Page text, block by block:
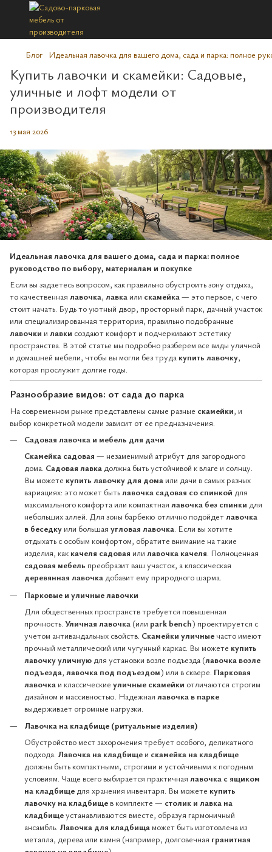
Блог Идеальная лавочка для вашего дома, сада и парка: полное
Купить лавочки и скамейки: Садовые,
уличные и лофт модели от
производителя
13 мая 2026
Идеальная лавочка для вашего дома, сада и парка: полное
руководство по выбору, материалам и покупке
Если вы задаетесь вопросом, как правильно обустроить зону отдыха,
то качественная лавочка, лавка или скамейка— это первое, с чего
стоит начать. Будь то уютный двор, просторный парк, дачный участок
или специализированная территория, правильно подобранные
лавочки и лавки создают комфорт и подчеркивают эстетику
пространства. В этой статье мы подробно разберем все виды уличной
и домашней мебели, чтобы вы могли без труда купить лавочку,
которая прослужит долгие годы.
Разнообразие видов: от сада до парка
На современном рынке представлены самые разные скамейки, и
выбор конкретной модели зависит от ее предназначения.
Садовая лавочка и мебель для дачи
Скамейка садовая — незаменимый атрибут для загородного
дома. Садовая лавка должна быть устойчивой к влаге и солнцу.
Вы можете купить лавочку для дома или дачи в самых разных
вариациях: это может бытьлавочка садовая со спинкой для
максимального комфорта или компактная лавочка без спинки для
небольших аллей. Для зоны барбекю отлично подойдетлавочка
в беседку или большая угловая лавочка. Если вы хотите
отдыхать с особым комфортом, обратите внимание на такие
изделия, как качеля садовая или лавочка качеля. Полноценная
садовая мебель преобразит ваш участок, а классическая
деревянная лавочка добавит ему природного шарма.
Парковые и уличные лавочки
Для общественных пространств требуется повышенная
прочность. Уличная лавочка (или park bench) проектируется с
учетом антивандальных свойств. Скамейки уличные часто имеют
прочный металлический или чугунный каркас. Вы можете купить
лавочку уличную для установки возле подъезда (лавочка возле
подъезда, лавочка под подъездом) или в сквере. Парковая
лавочка и классические уличные скамейки отличаются строгим
дизайном и массивностью. Надежная лавочка в парке
выдерживает огромные нагрузки.
Лавочка на кладбище (ритуальные изделия)
Обустройство мест захоронения требует особого, деликатного
подхода. Лавочка на кладбище и скамейка на кладбище
должны быть компактными, строгими и устойчивыми к погодным
условиям. Чаще всего выбирается практичная лавочка с ящиком
на кладбище для хранения инвентаря. Вы можете купить
лавочку на кладбище в комплекте — столик и лавка на
кладбищеустанавливаются вместе, образуя гармоничный
ансамбль. Лавочка для кладбища может быть изготовлена из
металла, дерева или камня (например, долговечная гранитная